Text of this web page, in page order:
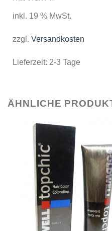
inkl. 19 % MwSt.
zzgl. Versandkosten
Lieferzeit: 2-3 Tage
ÄHNLICHE